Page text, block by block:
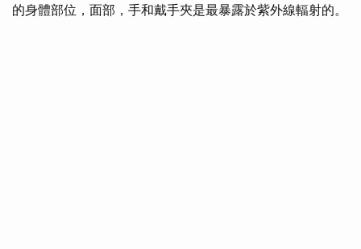
的身體部位，面部，手和戴手夾是最暴露於紫外線輻射的。